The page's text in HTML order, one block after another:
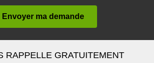
RAPPELLE GRATUITEMENT